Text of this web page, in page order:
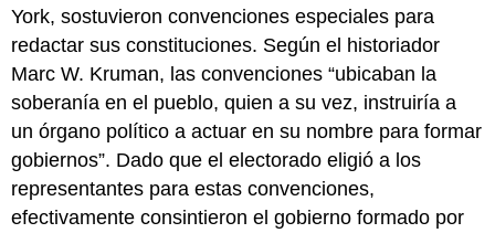
York, sostuvieron convenciones especiales para
redactar sus constituciones. Según el historiador
Marc W. Kruman, las convenciones “ubicaban la
soberanía en el pueblo, quien a su vez, instruiría a
un órgano político a actuar en su nombre para formar
gobiernos”. Dado que el electorado eligió a los
representantes para estas convenciones,
efectivamente consintieron el gobierno formado por